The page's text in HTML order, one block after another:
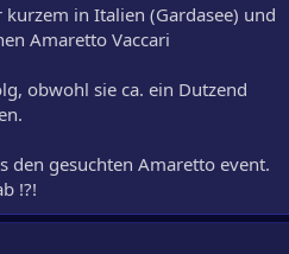
in Italien (Gardasee) und
Amaretto Vaccari
obwohl sie ca. ein Dutzend
den gesuchten Amaretto event.
!?!